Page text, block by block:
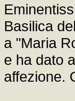
Basilica
a "Maria
e ha dato
affezione.